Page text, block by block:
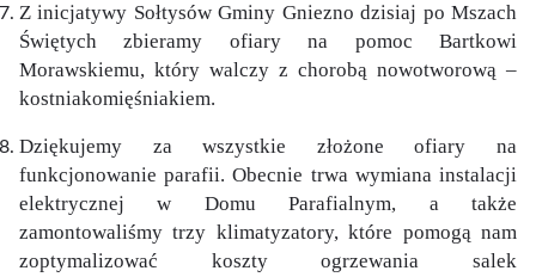
Z inicjatywy Sołtysów Gminy Gniezno dzisiaj po Mszach
Świętych zbieramy ofiary na pomoc Bartkowi
Morawskiemu, który walczy z chorobą nowotworową –
kostniakomięśniakiem.
Dziękujemy za wszystkie złożone ofiary na
funkcjonowanie parafii. Obecnie trwa wymiana instalacji
elektrycznej w Domu Parafialnym, a także
zamontowaliśmy trzy klimatyzatory, które pomogą nam
zoptymalizować koszty ogrzewania salek